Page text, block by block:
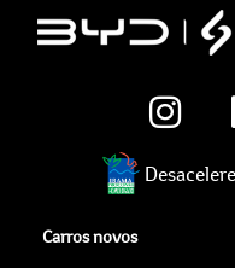
Carros novos